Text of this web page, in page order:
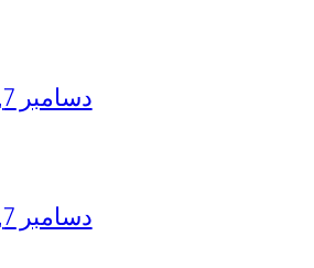
دسامبر 7, 2025
دسامبر 7, 2025